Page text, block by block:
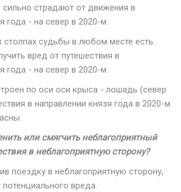
страдают от движения в
года - на север в 2020-м.
столпах судьбы в любом месте есть
вред от путешествия в
года - на север в 2020-м.
по оси оси крыса - лошадь (север
в направлении князя года в 2020-м
или смягчить неблагоприятный
в неблагоприятную сторону?
поездку в неблагоприятную сторону,
вреда.